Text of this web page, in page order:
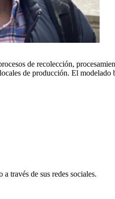
de recolección,
de producción. El
través de sus redes sociales.